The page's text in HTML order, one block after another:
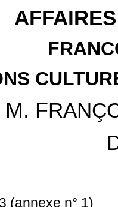
M. F
(annexe n° 1)